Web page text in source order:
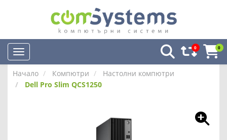
0 0
Начало Компютри
Настолни компютри
Dell Pro Slim QCS1250